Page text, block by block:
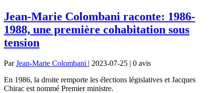
Jean-Marie Colombani raconte: 1986-
1988, une première cohabitation sous
tension
ParJean-Marie Colombani | 2023-07-25 | 0 avis
En 1986, la droite remporte les élections législatives et Jacques
Chirac est nommé Premier ministre.